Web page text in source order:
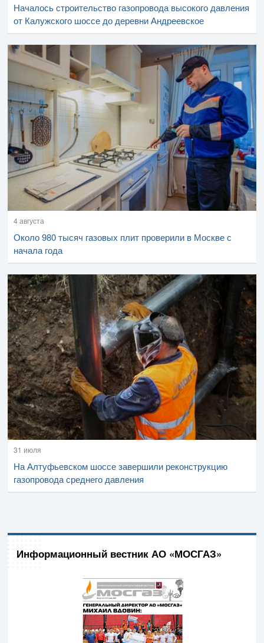
Началось строительство газопровода высокого давления
от Калужского шоссе до деревни Андреевское
4 августа
Около 980 тысяч газовых плит проверили в Москве с
начала года
31 июля
На Алтуфьевском шоссе завершили реконструкцию
газопровода среднего давления
Информационный вестник АО «МОСГАЗ»